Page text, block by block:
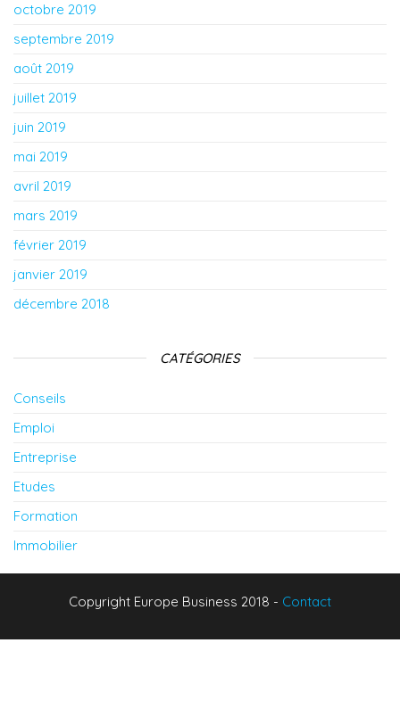
octobre 2019
septembre 2019
août 2019
juillet 2019
juin 2019
mai 2019
avril 2019
mars 2019
février 2019
janvier 2019
décembre 2018
CATÉGORIES
Conseils
Emploi
Entreprise
Etudes
Formation
Immobilier
Copyright Europe Business 2018 - Contact